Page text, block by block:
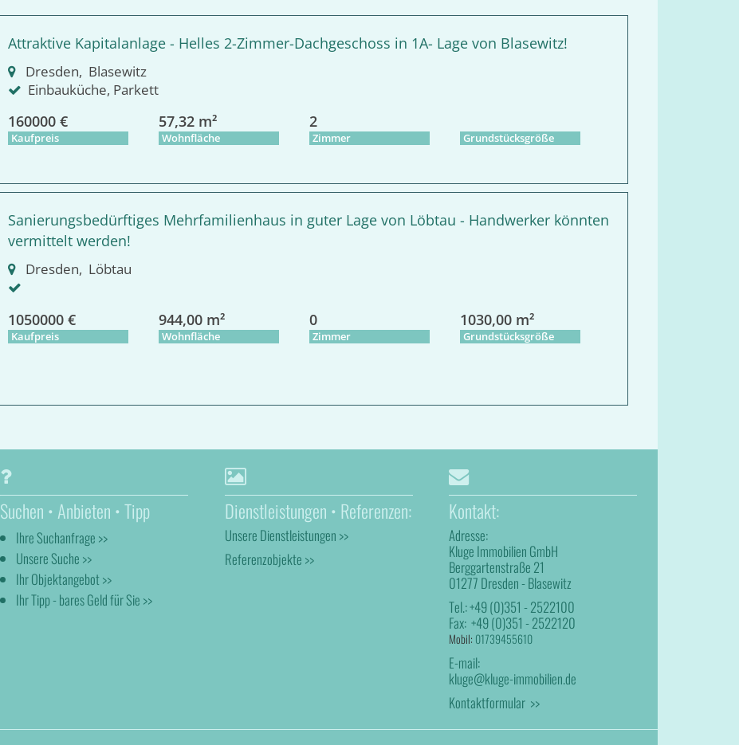
Attraktive Kapitalanlage - Helles 2-Zimmer-Dachgeschoss in 1A- Lage von Blasewitz!
Dresden, Blasewitz
Einbauküche, Parkett
160000 €
Kaufpreis
57,32 m²
Wohnfläche
2
Zimmer Grundstücksgröße
Sanierungsbedürftiges Mehrfamilienhaus in guter Lage von Löbtau - Handwerker könnten
vermittelt werden!
Dresden, Löbtau
1050000 €
Kaufpreis
944,00 m²
Wohnfläche
0
Zimmer
1030,00 m²
Grundstücksgröße
Suchen • Anbieten • Tipp
Ihre Suchanfrage >>
Unsere Suche >>
Ihr Objektangebot >>
Ihr Tipp - bares Geld für Sie >>
Dienstleistungen • Referenzen:
Unsere Dienstleistungen >>
Referenzobjekte >>
Kontakt:
Adresse:
Kluge Immobilien GmbH
Berggartenstraße 21
01277 Dresden - Blasewitz
Tel.:+49 (0)351 - 2522100
Fax:+49 (0)351 - 2522120
Mobil: 01739455610
E-mail:
kluge@kluge-immobilien.de
Kontaktformular >>